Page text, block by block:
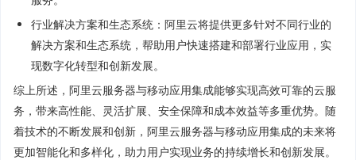
行业解决方案和生态系统：阿里云将提供更多针对不同行业的
解决方案和生态系统，帮助用户快速搭建和部署行业应用，实
现数字化转型和创新发展。
综上所述，阿里云服务器与移动应用集成能够实现高效可靠的云服
务，带来高性能、灵活扩展、安全保障和成本效益等多重优势。随
着技术的不断发展和创新，阿里云服务器与移动应用集成的未来将
更加智能化和多样化，助力用户实现业务的持续增长和创新发展。